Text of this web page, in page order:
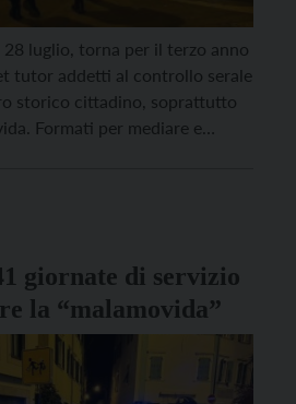
luglio, torna per il terzo anno
tutor addetti al controllo serale
storico cittadino, soprattutto
Formati per mediare e
giornate di servizio
la “malamovida”